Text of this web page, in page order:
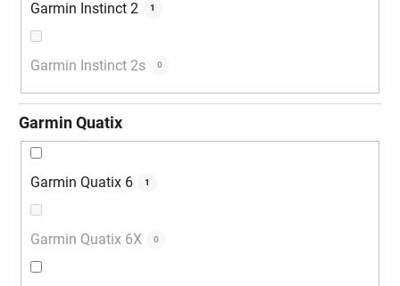
Garmin Instinct 2 1
Garmin Instinct 2s 0
Garmin Quatix
Garmin Quatix 6 1
Garmin Quatix 6X 0